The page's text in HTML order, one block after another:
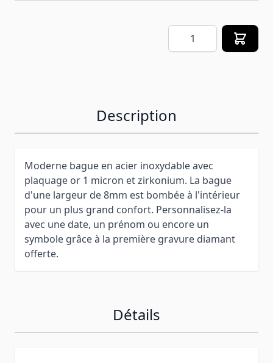
Quantité
Description
Moderne bague en acier inoxydable avec
plaquage or 1 micron et zirkonium. La bague
d'une largeur de 8mm est bombée à l'intérieur
pour un plus grand confort. Personnalisez-la
avec une date, un prénom ou encore un
symbole grâce à la première gravure diamant
offerte.
Détails